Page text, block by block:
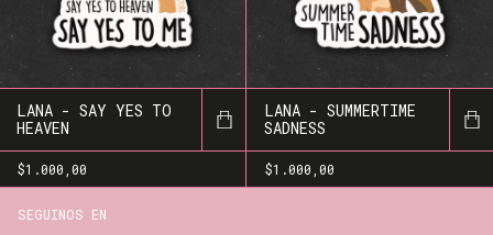
LANA - SAY YES TO
HEAVEN
$1.000,00
LANA - SUMMERTIME
SADNESS
$1.000,00
SEGUINOS EN